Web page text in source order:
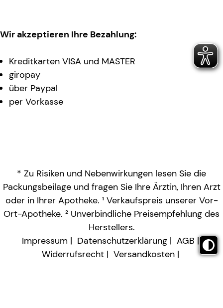
Wir akzeptieren Ihre Bezahlung:
Kreditkarten VISA und MASTER
giropay
über Paypal
per Vorkasse
* Zu Risiken und Nebenwirkungen lesen Sie die
Packungsbeilage und fragen Sie Ihre Ärztin, Ihren Arzt
oder in Ihrer Apotheke. ¹ Verkaufspreis unserer Vor-
Ort-Apotheke. ² Unverbindliche Preisempfehlung des
Herstellers.
Impressum
Datenschutzerklärung
AGB
Widerrufsrecht
Versandkosten